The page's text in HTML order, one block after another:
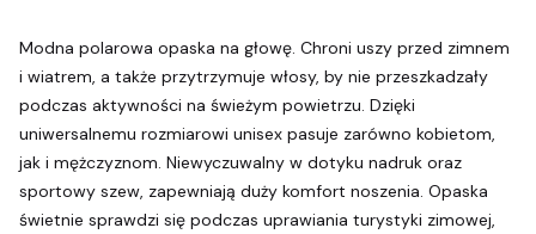
Modna polarowa opaska na głowę. Chroni uszy przed zimnem
i wiatrem, a także przytrzymuje włosy, by nie przeszkadzały
podczas aktywności na świeżym powietrzu. Dzięki
uniwersalnemu rozmiarowi unisex pasuje zarówno kobietom,
jak i mężczyznom. Niewyczuwalny w dotyku nadruk oraz
sportowy szew, zapewniają duży komfort noszenia. Opaska
świetnie sprawdzi się podczas uprawiania turystyki zimowej,